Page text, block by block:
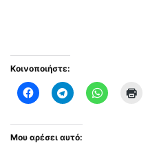
Κοινοποιήστε:
Μου αρέσει αυτό: